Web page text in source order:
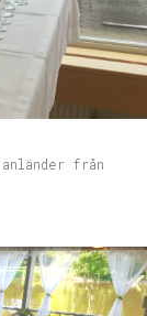
anländer från